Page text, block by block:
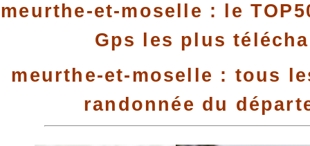
meurthe-et-moselle : le
Gps les plus
meurthe-et-moselle : tous
randonnée du